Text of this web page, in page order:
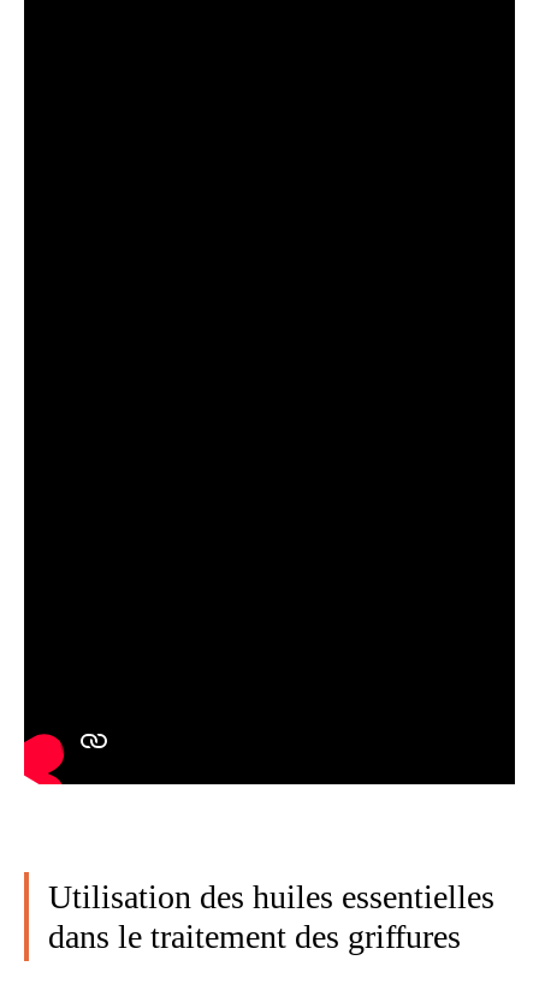
Utilisation des huiles essentielles
dans le traitement des griffures